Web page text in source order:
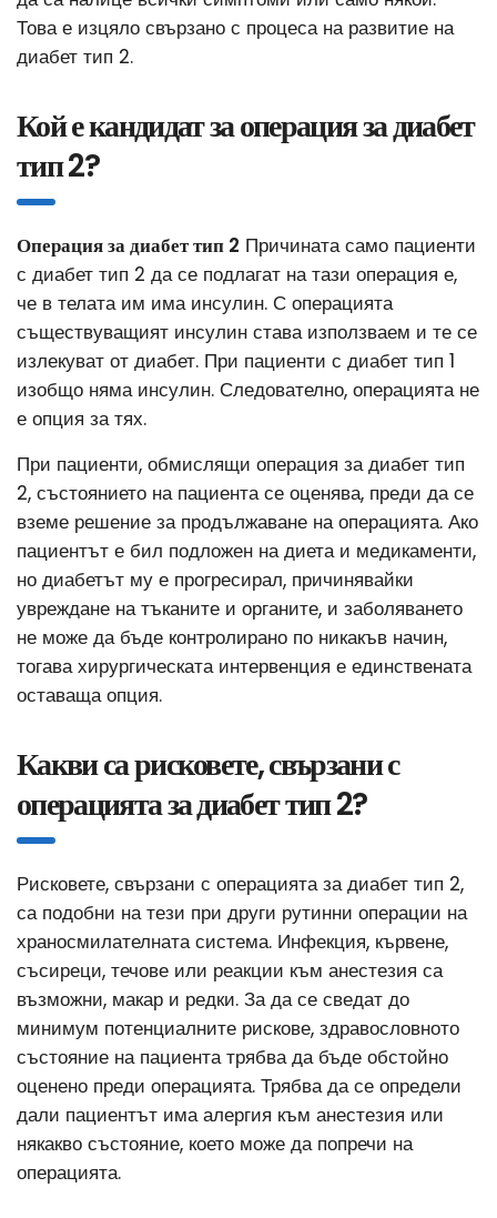
Това е изцяло свързано с процеса на развитие на
диабет тип 2.
Кой е кандидат за операция за диабет
тип 2?
Операция за диабет тип 2 Причината само пациенти
с диабет тип 2 да се подлагат на тази операция е,
че в телата им има инсулин. С операцията
съществуващият инсулин става използваем и те се
излекуват от диабет. При пациенти с диабет тип 1
изобщо няма инсулин. Следователно, операцията не
е опция за тях.
При пациенти, обмислящи операция за диабет тип
2, състоянието на пациента се оценява, преди да се
вземе решение за продължаване на операцията. Ако
пациентът е бил подложен на диета и медикаменти,
но диабетът му е прогресирал, причинявайки
увреждане на тъканите и органите, и заболяването
не може да бъде контролирано по никакъв начин,
тогава хирургическата интервенция е единствената
оставаща опция.
Какви са рисковете, свързани с
операцията за диабет тип 2?
Рисковете, свързани с операцията за диабет тип 2,
са подобни на тези при други рутинни операции на
храносмилателната система. Инфекция, кървене,
съсиреци, течове или реакции към анестезия са
възможни, макар и редки. За да се сведат до
минимум потенциалните рискове, здравословното
състояние на пациента трябва да бъде обстойно
оценено преди операцията. Трябва да се определи
дали пациентът има алергия към анестезия или
някакво състояние, което може да попречи на
операцията.